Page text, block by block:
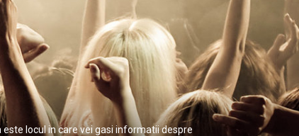
locul in care vei gasi informatii despre